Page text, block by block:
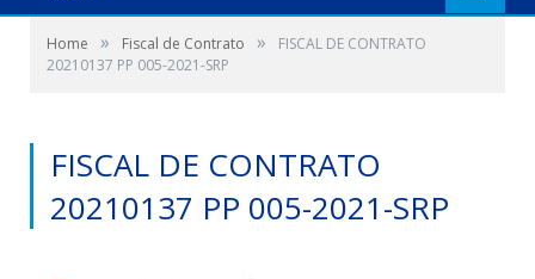
Home » Fiscal de Contrato »
FISCAL DE CONTRATO
20210137 PP 005-2021-SRP
FISCAL DE CONTRATO
20210137 PP 005-2021-SRP